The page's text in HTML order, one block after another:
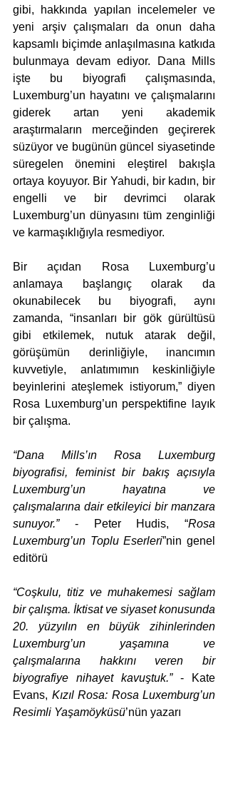
gibi, hakkında yapılan incelemeler ve
yeni arşiv çalışmaları da onun daha
kapsamlı biçimde anlaşılmasına katkıda
bulunmaya devam ediyor. Dana Mills
işte bu biyografi çalışmasında,
Luxemburg’un hayatını ve çalışmalarını
giderek artan yeni akademik
araştırmaların merceğinden geçirerek
süzüyor ve bugünün güncel siyasetinde
süregelen önemini eleştirel bakışla
ortaya koyuyor. Bir Yahudi, bir kadın, bir
engelli ve bir devrimci olarak
Luxemburg’un dünyasını tüm zenginliği
ve karmaşıklığıyla resmediyor.
Bir açıdan Rosa Luxemburg’u
anlamaya başlangıç olarak da
okunabilecek bu biyografi, aynı
zamanda, “insanları bir gök gürültüsü
gibi etkilemek, nutuk atarak değil,
görüşümün derinliğiyle, inancımın
kuvvetiyle, anlatımımın keskinliğiyle
beyinlerini ateşlemek istiyorum,” diyen
Rosa Luxemburg’un perspektifine layık
bir çalışma.
“Dana Mills’ın Rosa Luxemburg
biyografisi, feminist bir bakış açısıyla
Luxemburg’un hayatına ve
çalışmalarına dair etkileyici bir manzara
sunuyor.” - Peter Hudis, “Rosa
Luxemburg’un Toplu Eserleri”nin genel
editörü
“Coşkulu, titiz ve muhakemesi sağlam
bir çalışma. İktisat ve siyaset konusunda
20. yüzyılın en büyük zihinlerinden
Luxemburg’un yaşamına ve
çalışmalarına hakkını veren bir
biyografiye nihayet kavuştuk.” - Kate
Evans, Kızıl Rosa: Rosa Luxemburg’un
Resimli Yaşamöyküsü’nün yazarı